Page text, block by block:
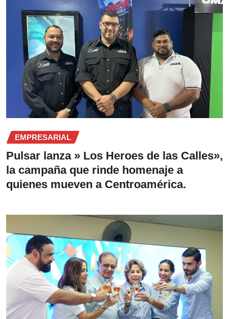
EMPRESARIAL
Pulsar lanza » Los Heroes de las Calles»,
la campaña que rinde homenaje a
quienes mueven a Centroamérica.